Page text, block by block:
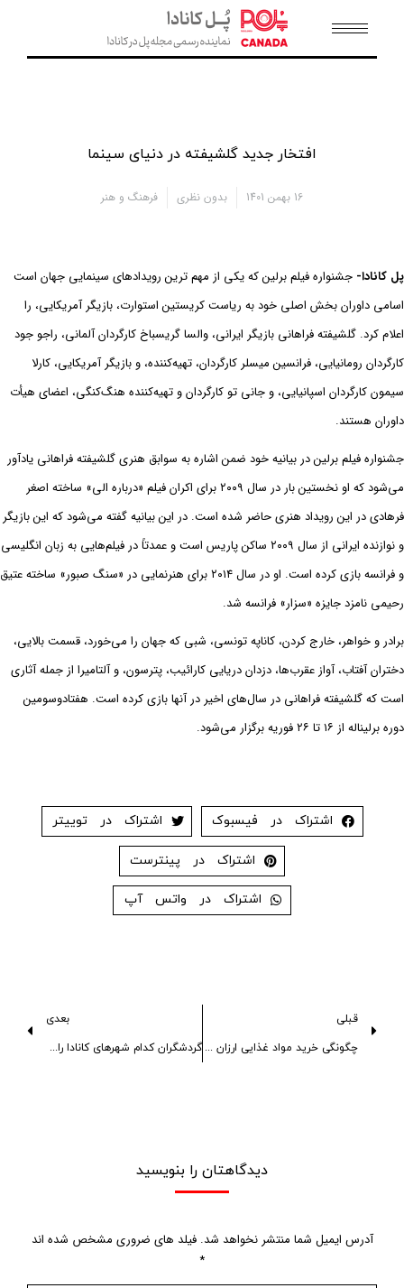
افتخار جدید گلشیفته در دنیای سینما
16 بهمن 1401 بدون نظری فرهنگ و هنر
پل کانادا- جشنواره فیلم برلین که یکی از مهم ترین رویدادهای سینمایی جهان است
اسامی داوران بخش اصلی خود به ریاست کریستین استوارت، بازیگر آمریکایی، را
اعلام کرد. گلشیفته فراهانی بازیگر ایرانی، والسا گریسباخ کارگردان آلمانی، راجو جود
کارگردان رومانیایی، فرانسین میسلر کارگردان، تهیه‌کننده، و بازیگر آمریکایی، کارلا
سیمون کارگردان اسپانیایی، و جانی تو کارگردان و تهیه‌کننده هنگ‌کنگی، اعضای هیأت
داوران هستند.
جشنواره فیلم برلین در بیانیه خود ضمن اشاره به سوابق هنری گلشیفته فراهانی یادآور
می‌شود که او نخستین بار در سال ۲۰۰۹ برای اکران فیلم «درباره الی» ساخته اصغر
فرهادی در این رویداد هنری حاضر شده است. در این بیانیه گفته می‌شود که این بازیگر
و نوازنده ایرانی از سال ۲۰۰۹ ساکن پاریس است و عمدتاً در فیلم‌هایی به زبان انگلیسی
و فرانسه بازی کرده است. او در سال ۲۰۱۴ برای هنرنمایی در «سنگ صبور» ساخته عتیق
رحیمی نامزد جایزه «سزار» فرانسه شد.
برادر و خواهر، خارج کردن، کاناپه تونسی، شبی که جهان را می‌خورد، قسمت بالایی،
دختران آفتاب، آواز عقرب‌ها، دزدان دریایی کارائیب، پترسون، و آلتامیرا از جمله آثاری
است که گلشیفته فراهانی در سال‌های اخیر در آنها بازی کرده است. هفتادو‌سومین
دوره برلیناله از ۱۶ تا ۲۶ فوریه برگزار می‌شود.
اشتراک در فیسبوک اشتراک در توییتر
اشتراک در پینترست
اشتراک در واتس آپ
قبلی
چگونگی خرید مواد غذایی ارزان در کانادا
بعدی
گردشگران کدام شهرهای کانادا را دوست ندارند؟
دیدگاهتان را بنویسید
آدرس ایمیل شما منتشر نخواهد شد. فیلد های ضروری مشخص شده اند
*